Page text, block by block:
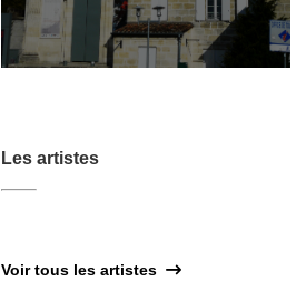
Les artistes
Voir tous les artistes